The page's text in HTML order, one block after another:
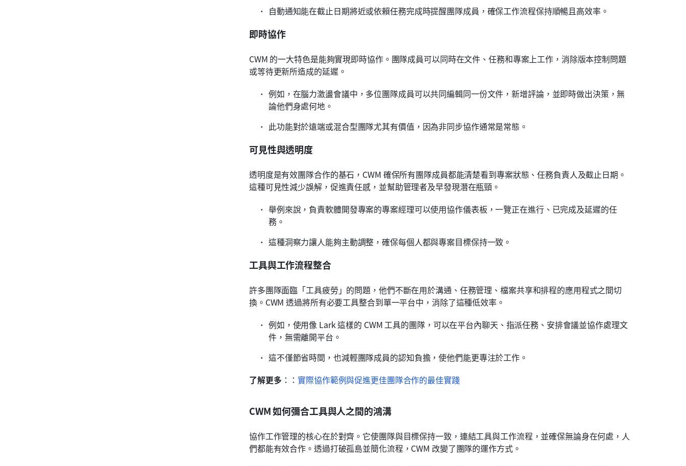
自動通知能在截止日期將近或依賴任務完成時提醒團隊成員，確保工作流程保持順暢且高效率。
即時協作
CWM 的一大特色是能夠實現即時協作。團隊成員可以同時在文件、任務和專案上工作，消除版本控制問題
或等待更新所造成的延遲。
例如，在腦力激盪會議中，多位團隊成員可以共同編輯同一份文件，新增評論，並即時做出決策，無
論他們身處何地。
此功能對於遠端或混合型團隊尤其有價值，因為非同步協作通常是常態。
可見性與透明度
透明度是有效團隊合作的基石，CWM 確保所有團隊成員都能清楚看到專案狀態、任務負責人及截止日期。
這種可見性減少誤解，促進責任感，並幫助管理者及早發現潛在瓶頸。
舉例來說，負責軟體開發專案的專案經理可以使用協作儀表板，一覽正在進行、已完成及延遲的任
務。
這種洞察力讓人能夠主動調整，確保每個人都與專案目標保持一致。
工具與工作流程整合
許多團隊面臨「工具疲勞」的問題，他們不斷在用於溝通、任務管理、檔案共享和排程的應用程式之間切
換。CWM 透過將所有必要工具整合到單一平台中，消除了這種低效率。
例如，使用像 Lark 這樣的 CWM 工具的團隊，可以在平台內聊天、指派任務、安排會議並協作處理文
件，無需離開平台。
這不僅節省時間，也減輕團隊成員的認知負擔，使他們能更專注於工作。
了解更多 ：：實際協作範例與促進更佳團隊合作的最佳實踐
CWM 如何彌合工具與人之間的鴻溝
協作工作管理的核心在於對齊。它使團隊與目標保持一致，連結工具與工作流程，並確保無論身在何處，人
們都能有效合作。透過打破孤島並簡化流程，CWM 改變了團隊的運作方式。